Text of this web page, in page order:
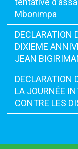
tentative
Mbonimpa
DECLARATION
DIXIEME
JEAN
DECLARATION
LA JOURNÉE
CONTRE LES